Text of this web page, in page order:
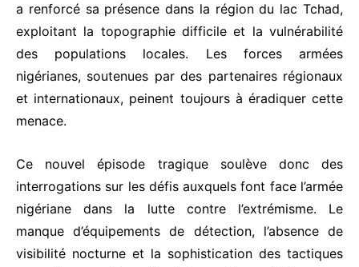
a renforcé sa présence dans la région du lac Tchad,
exploitant la topographie difficile et la vulnérabilité
des populations locales. Les forces armées
nigérianes, soutenues par des partenaires régionaux
et internationaux, peinent toujours à éradiquer cette
menace.
Ce nouvel épisode tragique soulève donc des
interrogations sur les défis auxquels font face l’armée
nigériane dans la lutte contre l’extrémisme. Le
manque d’équipements de détection, l’absence de
visibilité nocturne et la sophistication des tactiques